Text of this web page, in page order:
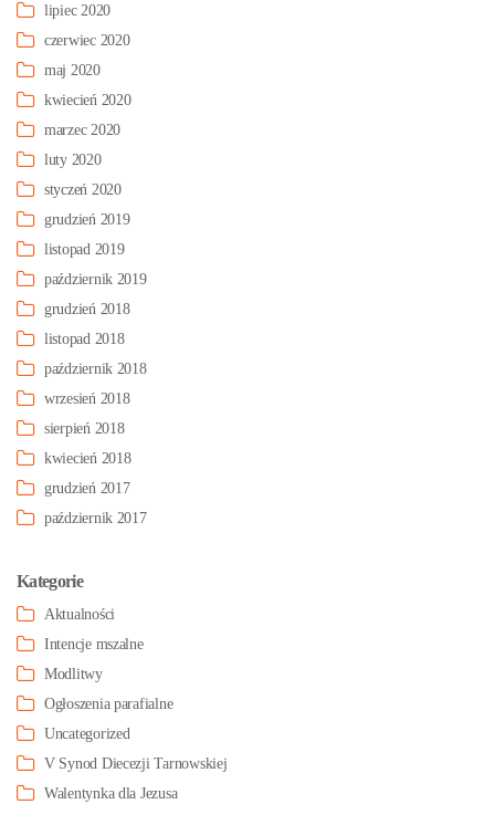
lipiec 2020
czerwiec 2020
maj 2020
kwiecień 2020
marzec 2020
luty 2020
styczeń 2020
grudzień 2019
listopad 2019
październik 2019
grudzień 2018
listopad 2018
październik 2018
wrzesień 2018
sierpień 2018
kwiecień 2018
grudzień 2017
październik 2017
Kategorie
Aktualności
Intencje mszalne
Modlitwy
Ogłoszenia parafialne
Uncategorized
V Synod Diecezji Tarnowskiej
Walentynka dla Jezusa